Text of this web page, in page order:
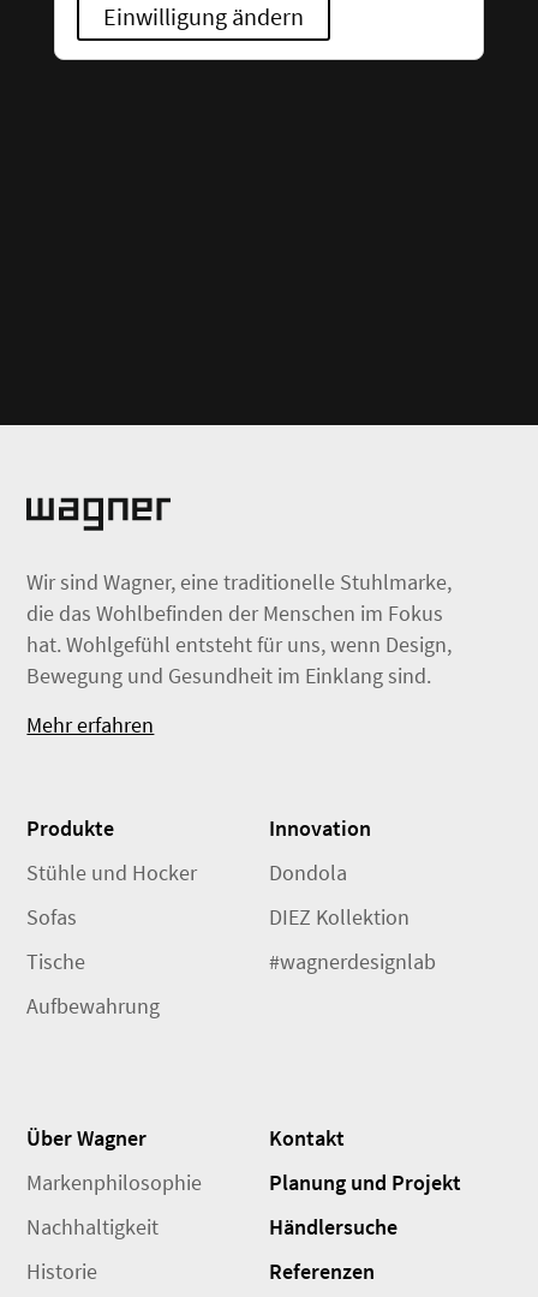
Einwilligung ändern
Wir sind Wagner, eine traditionelle Stuhlmarke,
die das Wohlbefinden der Menschen im Fokus
hat. Wohlgefühl entsteht für uns, wenn Design,
Bewegung und Gesundheit im Einklang sind.
Mehr erfahren
Produkte
Stühle und Hocker
Sofas
Tische
Aufbewahrung
Innovation
Dondola
DIEZ Kollektion
#wagnerdesignlab
Über Wagner
Markenphilosophie
Nachhaltigkeit
Historie
Kontakt
Planung und Projekt
Händlersuche
Referenzen